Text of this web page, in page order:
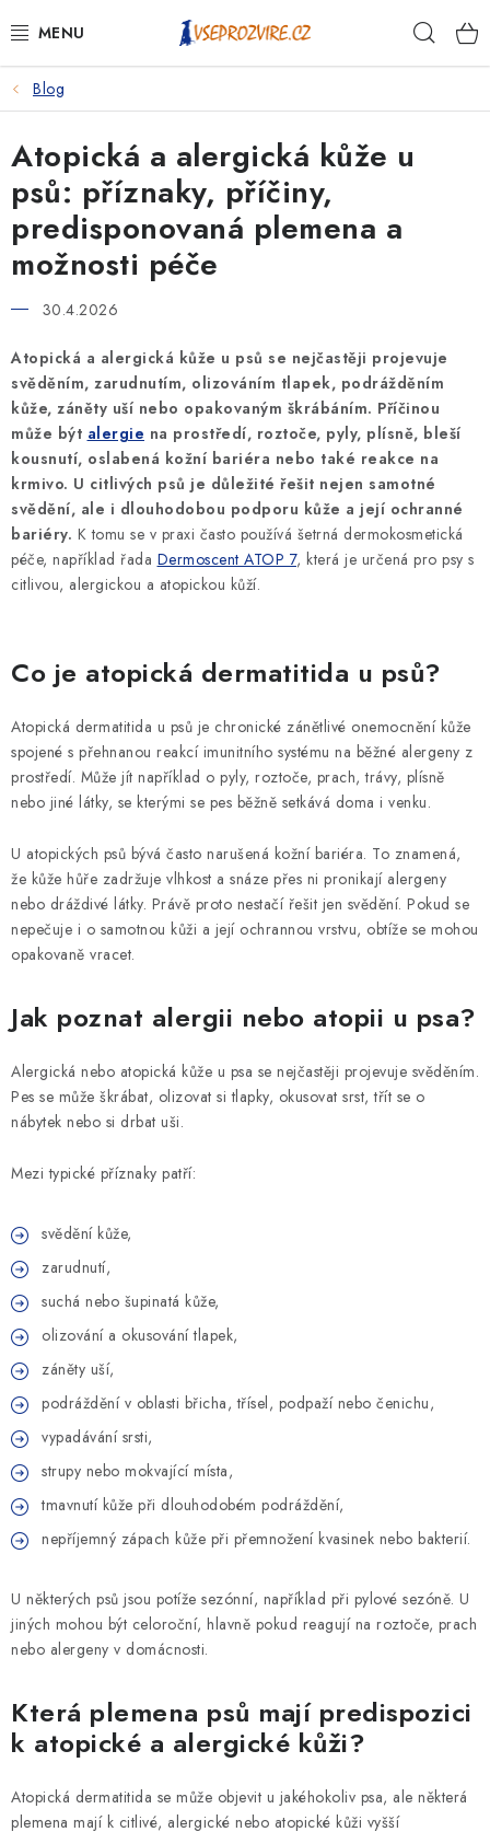
na
PSI
KOČKY
KONĚ
ANTIPARAZITIKA
PRO CHOVATELE
NA NEMOCI
KRÁLÍCI/HLODAVCI/PTÁCI
SLEVY
ZNAČKY
Blog
Atopická a alergická kůže u
psů: příznaky, příčiny,
predisponovaná plemena a
možnosti péče
30.4.2026
Atopická a alergická kůže u psů se nejčastěji projevuje
svěděním, zarudnutím, olizováním tlapek, podrážděním
kůže, záněty uší nebo opakovaným škrábáním. Příčinou
může být alergie na prostředí, roztoče, pyly, plísně, bleší
kousnutí, oslabená kožní bariéra nebo také reakce na
krmivo. U citlivých psů je důležité řešit nejen samotné
svědění, ale i dlouhodobou podporu kůže a její ochranné
bariéry. K tomu se v praxi často používá šetrná dermokosmetická
péče, například řada Dermoscent ATOP 7, která je určená pro psy s
citlivou, alergickou a atopickou kůží.
Co je atopická dermatitida u psů?
Atopická dermatitida u psů je chronické zánětlivé onemocnění kůže
spojené s přehnanou reakcí imunitního systému na běžné alergeny z
prostředí. Může jít například o pyly, roztoče, prach, trávy, plísně
nebo jiné látky, se kterými se pes běžně setkává doma i venku.
U atopických psů bývá často narušená kožní bariéra. To znamená,
že kůže hůře zadržuje vlhkost a snáze přes ni pronikají alergeny
nebo dráždivé látky. Právě proto nestačí řešit jen svědění. Pokud se
nepečuje i o samotnou kůži a její ochrannou vrstvu, obtíže se mohou
opakovaně vracet.
Jak poznat alergii nebo atopii u psa?
Alergická nebo atopická kůže u psa se nejčastěji projevuje svěděním.
Pes se může škrábat, olizovat si tlapky, okusovat srst, třít se o
nábytek nebo si drbat uši.
Mezi typické příznaky patří:
svědění kůže,
zarudnutí,
suchá nebo šupinatá kůže,
olizování a okusování tlapek,
záněty uší,
podráždění v oblasti břicha, třísel, podpaží nebo čenichu,
vypadávání srsti,
strupy nebo mokvající místa,
tmavnutí kůže při dlouhodobém podráždění,
nepříjemný zápach kůže při přemnožení kvasinek nebo bakterií.
U některých psů jsou potíže sezónní, například při pylové sezóně. U
jiných mohou být celoroční, hlavně pokud reagují na roztoče, prach
nebo alergeny v domácnosti.
Která plemena psů mají predispozici
k atopické a alergické kůži?
Atopická dermatitida se může objevit u jakéhokoliv psa, ale některá
plemena mají k citlivé, alergické nebo atopické kůži vyšší